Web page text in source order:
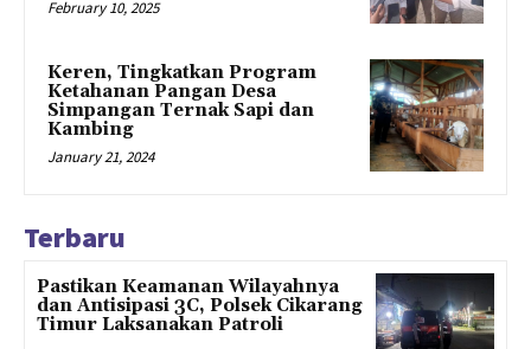
February 10, 2025
Keren, Tingkatkan Program
Ketahanan Pangan Desa
Simpangan Ternak Sapi dan
Kambing
January 21, 2024
Terbaru
Pastikan Keamanan Wilayahnya
dan Antisipasi 3C, Polsek Cikarang
Timur Laksanakan Patroli